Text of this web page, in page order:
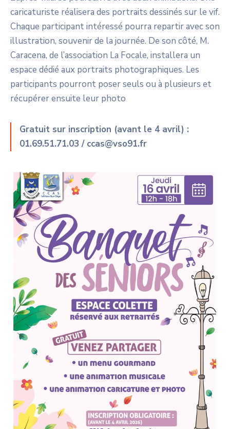
caricaturiste réalisera des portraits dessinés sur le vif.
Chaque participant intéressé pourra repartir avec son
illustration, souvenir de la journée. De son côté, M.
Caracena, de l’association La Focale, installera un
espace dédié aux portraits photographiques. Les
participants pourront poser seuls ou à plusieurs et
récupérer ensuite leur photo
Gratuit sur inscription (avant le 4 avril) :
01.69.51.71.03 / ccas@vso91.fr